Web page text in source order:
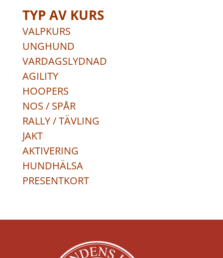
TYP AV KURS
VALPKURS
UNGHUND
VARDAGSLYDNAD
AGILITY
HOOPERS
NOS / SPÅR
RALLY / TÄVLING
JAKT
AKTIVERING
HUNDHÄLSA
PRESENTKORT